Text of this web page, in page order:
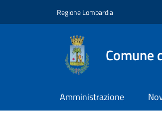
Regione Lombardia
Comune
Amministrazione